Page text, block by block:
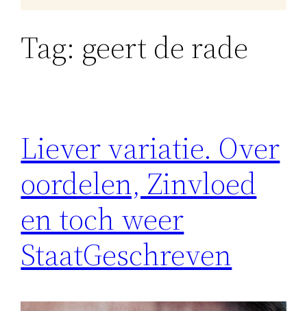
Tag: geert de rade
Liever variatie. Over
oordelen, Zinvloed
en toch weer
StaatGeschreven